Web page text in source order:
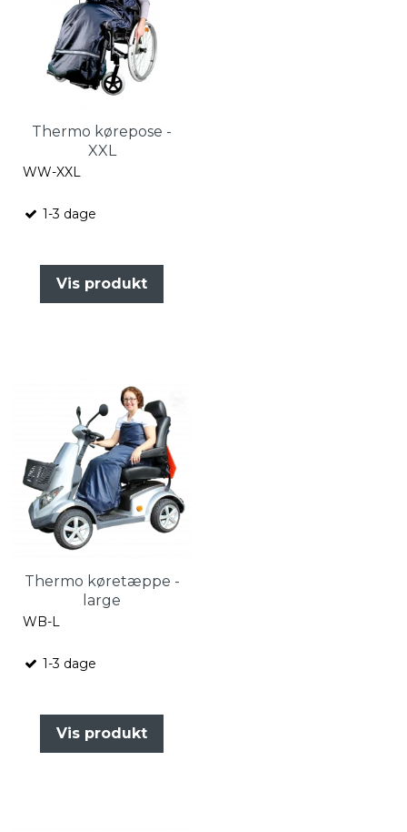
Thermo kørepose -
XXL
WW-XXL
1-3 dage
Vis produkt
Thermo køretæppe -
large
WB-L
1-3 dage
Vis produkt